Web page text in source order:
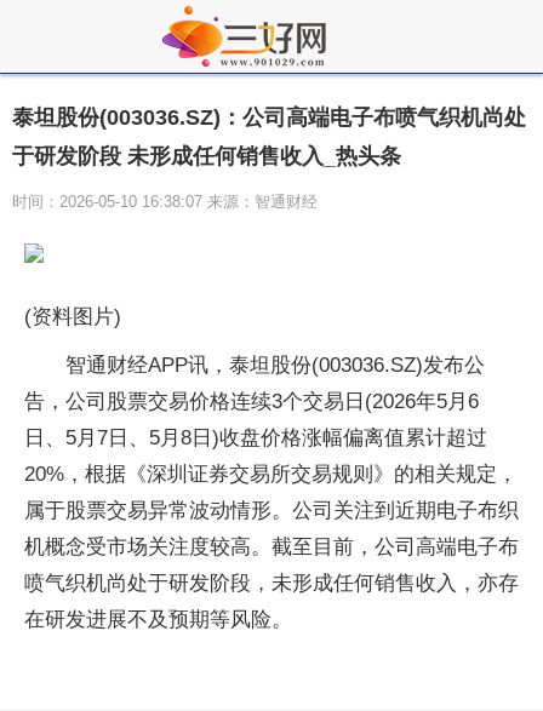
泰坦股份(003036.SZ)：公司高端电子布喷气织机尚处
于研发阶段 未形成任何销售收入_热头条
时间：2026-05-10 16:38:07 来源：智通财经
(资料图片)
智通财经APP讯，泰坦股份(003036.SZ)发布公
告，公司股票交易价格连续3个交易日(2026年5月6
日、5月7日、5月8日)收盘价格涨幅偏离值累计超过
20%，根据《深圳证券交易所交易规则》的相关规定，
属于股票交易异常波动情形。公司关注到近期电子布织
机概念受市场关注度较高。截至目前，公司高端电子布
喷气织机尚处于研发阶段，未形成任何销售收入，亦存
在研发进展不及预期等风险。